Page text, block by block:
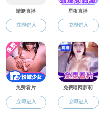
特色专业
财政学专业介绍